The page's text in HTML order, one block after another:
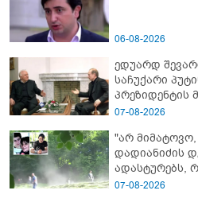
06-08-2026
ედუარდ
საჩუქარი
პრეზიდენტის
შემდეგ
07-08-2026
"არ მიმატოვო,
დადიანიძის
ადას­ტუ­რებს,
ხმა
07-08-2026